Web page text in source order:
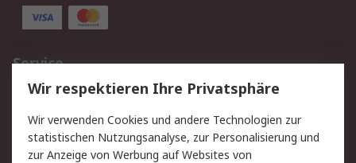
Service
Value Added Services
Lieferlösungen
Rücksendungen
Kontakt
Hilfe
Wir respektieren Ihre Privatsphäre
Wir verwenden Cookies und andere Technologien zur
statistischen Nutzungsanalyse, zur Personalisierung und
zur Anzeige von Werbung auf Websites von